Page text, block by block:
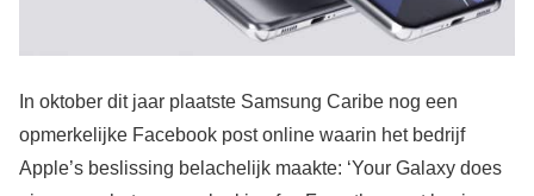
In oktober dit jaar plaatste Samsung Caribe nog een
opmerkelijke Facebook post online waarin het bedrijf
Apple’s beslissing belachelijk maakte: ‘Your Galaxy does